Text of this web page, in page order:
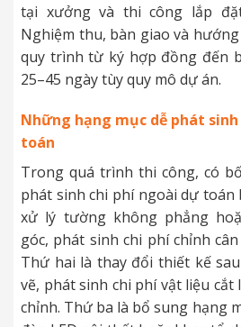
tại xưởng và thi công lắp
Nghiệm thu, bàn giao và
quy trình từ ký hợp đồng đến
25–45 ngày tùy quy mô dự án.
Những hạng mục dễ phát
toán
Trong quá trình thi công, có
phát sinh chi phí ngoài dự toán
xử lý tường không phẳng
góc, phát sinh chi phí chỉnh
Thứ hai là thay đổi thiết kế
vẽ, phát sinh chi phí vật liệu cắt
chỉnh. Thứ ba là bổ sung hạng